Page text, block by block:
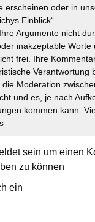
erscheinen oder in
Einblick“.
Argumente nicht
inakzeptable Worte
frei. Ihre
Verantwortung
Moderation
und es, je nach
kommen kann.
sein um einen
zu können
ein